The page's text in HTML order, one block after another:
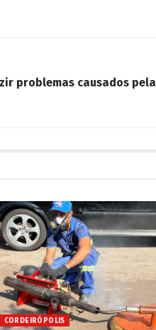
problemas causados pela
CORDEIRÓPOLIS